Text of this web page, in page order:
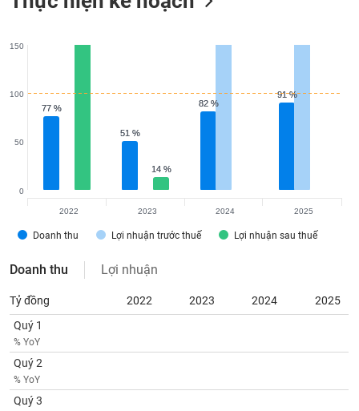
77 %
77 %
51 %
51 %
82 %
82 %
91 %
91 %
14 %
14 %
Doanh thu Lợi nhuận trước thuế Lợi nhuận sau thuế
0
50
100
150
2022 2023 2024 2025
Doanh thu Lợi nhuận
Tỷ đồng 2022 2023 2024
2025
Quý 1
% YoY
Quý 2
% YoY
Quý 3